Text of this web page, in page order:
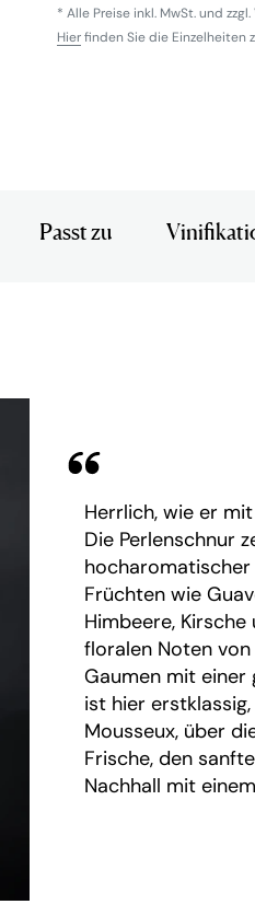
* Alle Preise inkl. MwSt. und
Hierfinden Sie die Einzelheiten
Passt zu
Herrlich, wie er
Die Perlenschnur
Früchten wie
Himbeere,
floralen Noten
Gaumen mit einer
ist hier
Mousseux, über
Frische, den
Nachhall mit